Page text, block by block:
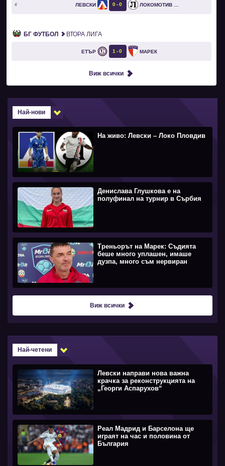
4` ЛЕВСКИ 0 0
БГ ФУТБОЛ ВТОРА ЛИГА
ЕТЪР 1 0 МАРЕК
Виж всички
Най-нови
На живо: Левски – Локо Пловдив
Денислава Глушкова е на
полуфинал на турнир в Сърбия
Треньорът на Марек: Съдията
беше много уплашен, имаше
дузпа, много съм нервиран
Виж всички
Най-четени
Левски направи нова важна
крачка за реконструкцията на
„Георги Аспарухов“
Реал Мадрид и Барселона ще
играят на час и половина от
България